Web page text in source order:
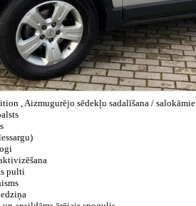
, Aizmugurējo sēdekļu sadalīšana /
pulti